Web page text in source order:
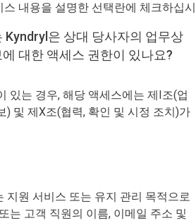
내용을 설명한 선택란에 체크하십
Kyndryl은 상대 당사자의 업무상
대한 액세스 권한이 있나요?
있는 경우, 해당 액세스에는 제I조(업
) 및 제X조(협력, 확인 및 시정 조치)가
지원 서비스 또는 유지 관리 목적으로
는 고객 직원의 이름, 이메일 주소 및